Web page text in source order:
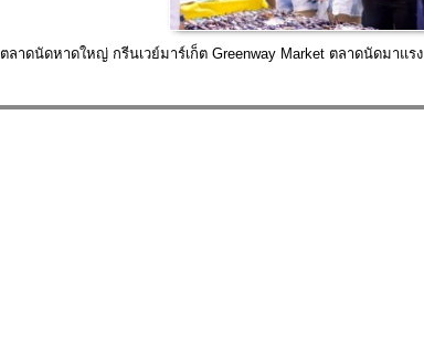
ตลาดนัดหาดใหญ่ กรีนเวย์มาร์เก็ต Greenway Market ตลาดนัดมาแรง